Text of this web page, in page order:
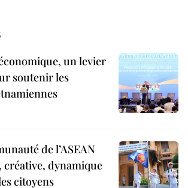
un levier
soutenir les
de l’ASEAN
créative, dynamique
citoyens